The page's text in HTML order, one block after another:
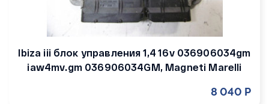
Ibiza iii блок управления 1,4 16v 036906034gm
iaw4mv.gm 036906034GM, Magneti Marelli
8 040 Р